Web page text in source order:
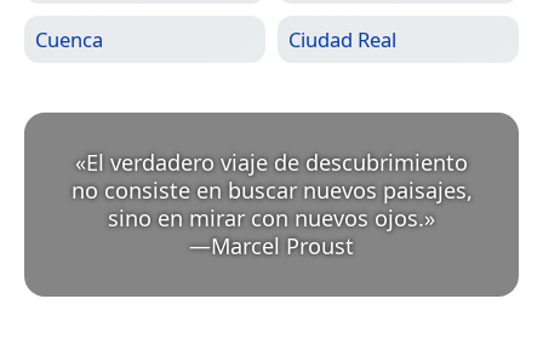
Cuenca Ciudad Real
«El verdadero viaje de descubrimiento
no consiste en buscar nuevos paisajes,
sino en mirar con nuevos ojos.
—Marcel Proust